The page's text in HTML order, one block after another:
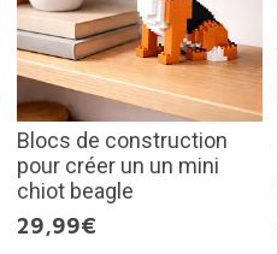
Blocs de construction
pour créer un un mini
chiot beagle
29,99€